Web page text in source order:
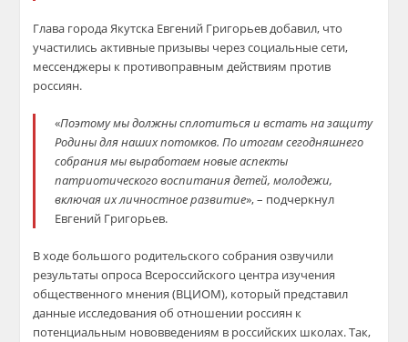
Глава города Якутска Евгений Григорьев добавил, что
участились активные призывы через социальные сети,
мессенджеры к противоправным действиям против
россиян.
«Поэтому мы должны сплотиться и встать на защиту
Родины для наших потомков. По итогам сегодняшнего
собрания мы выработаем новые аспекты
патриотического воспитания детей, молодежи,
включая их личностное развитие», – подчеркнул
Евгений Григорьев.
В ходе большого родительского собрания озвучили
результаты опроса Всероссийского центра изучения
общественного мнения (ВЦИОМ), который представил
данные исследования об отношении россиян к
потенциальным нововведениям в российских школах. Так,